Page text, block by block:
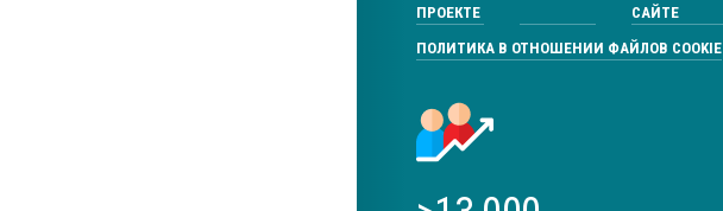
ПРОЕКТЕ
САЙТЕ
ПОЛИТИКА В ОТНОШЕНИИ ФАЙЛОВ COOKIE